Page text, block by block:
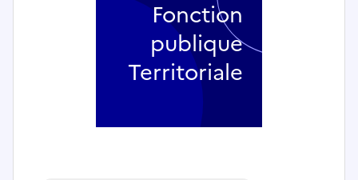
Fonction
publique
Territoriale